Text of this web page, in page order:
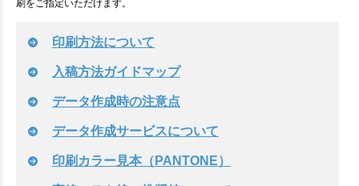
刷をご指定いただけます。
印刷方法について
入稿方法ガイドマップ
データ作成時の注意点
データ作成サービスについて
印刷カラー見本（PANTONE）